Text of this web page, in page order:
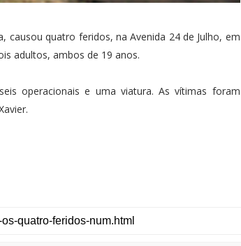
quatro feridos, na Avenida 24 de Julho, em
adultos, ambos de 19 anos.
operacionais e uma viatura. As vítimas foram